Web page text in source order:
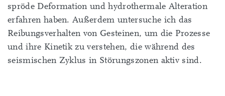
spröde Deformation und hydrothermale Alteration
erfahren haben. Außerdem untersuche ich das
Reibungsverhalten von Gesteinen, um die Prozesse
und ihre Kinetik zu verstehen, die während des
seismischen Zyklus in Störungszonen aktiv sind.